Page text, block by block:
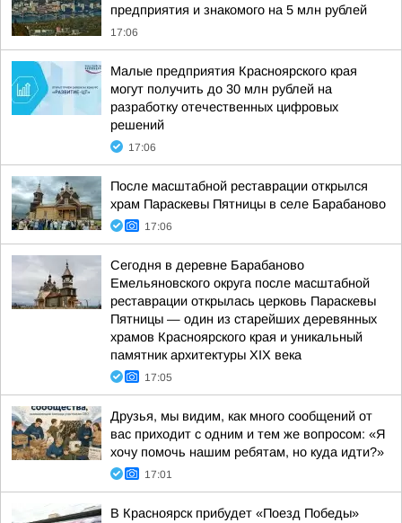
предприятия и знакомого на 5 млн рублей
17:06
Малые предприятия Красноярского края
могут получить до 30 млн рублей на
разработку отечественных цифровых
решений
17:06
После масштабной реставрации открылся
храм Параскевы Пятницы в селе Барабаново
17:06
Сегодня в деревне Барабаново
Емельяновского округа после масштабной
реставрации открылась церковь Параскевы
Пятницы — один из старейших деревянных
храмов Красноярского края и уникальный
памятник архитектуры XIX века
17:05
Друзья, мы видим, как много сообщений от
вас приходит с одним и тем же вопросом: «Я
хочу помочь нашим ребятам, но куда идти?»
17:01
В Красноярск прибудет «Поезд Победы»